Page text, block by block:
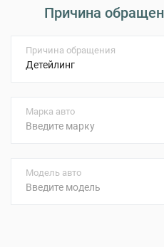
Причина
Причина обращения
Марка авто
Модель авто